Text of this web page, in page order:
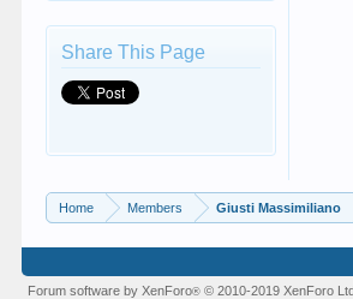
Share This Page
Home Members Giusti Massimiliano
Forum software by XenForo® © 2010-2019 XenForo